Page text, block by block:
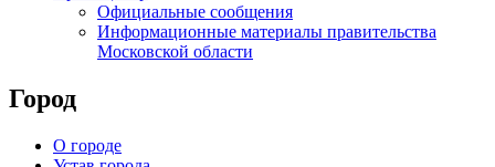
Официальные сообщения
Информационные материалы правительства
Московской области
Город
О городе